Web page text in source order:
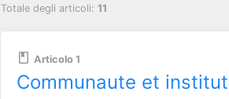
Totale degli articoli: 11
Articolo 1
Communaute et